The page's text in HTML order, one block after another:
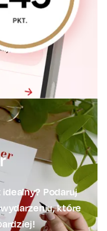
Podaruj
które